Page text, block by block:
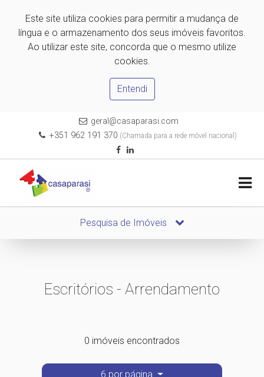
Este site utiliza cookies para permitir a mudança de
língua e o armazenamento dos seus imóveis favoritos.
Ao utilizar este site, concorda que o mesmo utilize
cookies.
Entendi
geral@casaparasi.com
+351 962 191 370 (Chamada para a rede móvel nacional)
Pesquisa de Imóveis
Escritórios - Arrendamento
0 imóveis encontrados
6 por página